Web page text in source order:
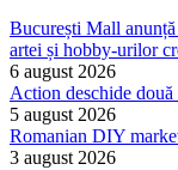
București Mall
artei și hobby-urilor
6 august 2026
Action deschide
5 august 2026
Romanian DIY
3 august 2026